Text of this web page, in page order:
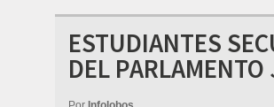
ESTUDIANTES
DEL